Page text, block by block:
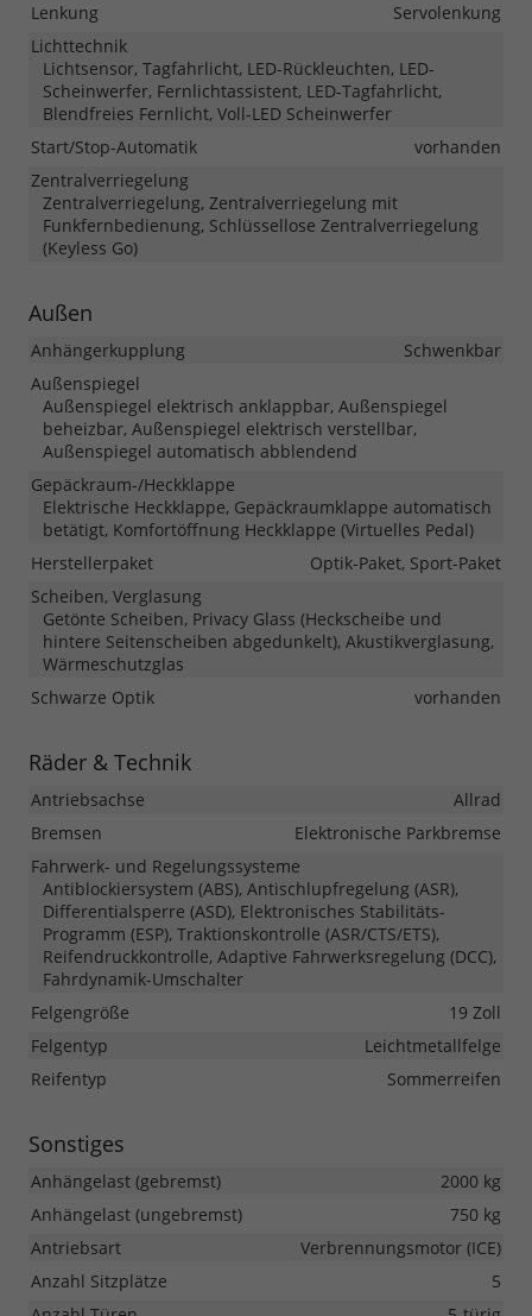
Lenkung
Servolenkung
Lichttechnik
Lichtsensor, Tagfahrlicht, LED-Rückleuchten, LED-
Scheinwerfer, Fernlichtassistent, LED-Tagfahrlicht,
Blendfreies Fernlicht, Voll-LED Scheinwerfer
Start/Stop-Automatik
vorhanden
Zentralverriegelung
Zentralverriegelung, Zentralverriegelung mit
Funkfernbedienung, Schlüssellose Zentralverriegelung
(Keyless Go)
Außen
Anhängerkupplung
Schwenkbar
Außenspiegel
Außenspiegel elektrisch anklappbar, Außenspiegel
beheizbar, Außenspiegel elektrisch verstellbar,
Außenspiegel automatisch abblendend
Gepäckraum-/Heckklappe
Elektrische Heckklappe, Gepäckraumklappe automatisch
betätigt, Komfortöffnung Heckklappe (Virtuelles Pedal)
Herstellerpaket
Optik-Paket, Sport-Paket
Scheiben, Verglasung
Getönte Scheiben, Privacy Glass (Heckscheibe und
hintere Seitenscheiben abgedunkelt), Akustikverglasung,
Wärmeschutzglas
Schwarze Optik
vorhanden
Räder & Technik
Antriebsachse
Allrad
Bremsen
Elektronische Parkbremse
Fahrwerk- und Regelungssysteme
Antiblockiersystem (ABS), Antischlupfregelung (ASR),
Differentialsperre (ASD), Elektronisches Stabilitäts-
Programm (ESP), Traktionskontrolle (ASR/CTS/ETS),
Reifendruckkontrolle, Adaptive Fahrwerksregelung (DCC),
Fahrdynamik-Umschalter
Felgengröße
19 Zoll
Felgentyp
Leichtmetallfelge
Reifentyp
Sommerreifen
Sonstiges
Anhängelast (gebremst)
2000 kg
Anhängelast (ungebremst)
750 kg
Antriebsart
Verbrennungsmotor (ICE)
Anzahl Sitzplätze
5